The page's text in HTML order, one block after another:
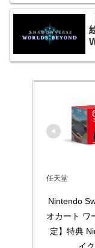
任天堂
Nintendo
オカート ワ
定】特典